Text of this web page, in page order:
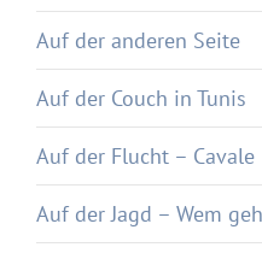
Auf der anderen Seite
Auf der Couch in Tunis
Auf der Flucht – Cavale
Auf der Jagd – Wem